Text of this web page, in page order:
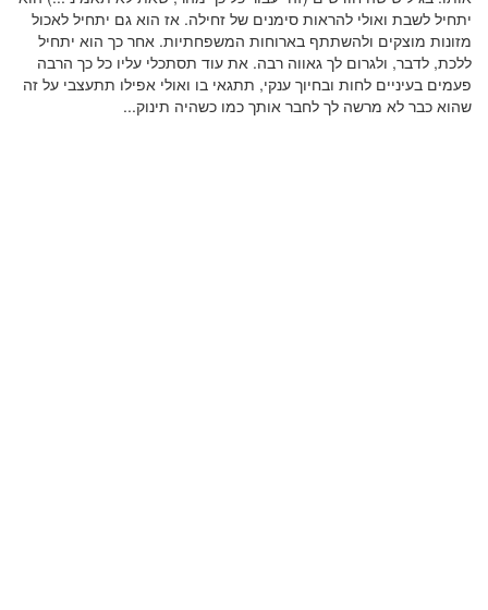
יתחיל לשבת ואולי להראות סימנים של זחילה. אז הוא גם יתחיל לאכול
מזונות מוצקים ולהשתתף בארוחות המשפחתיות. אחר כך הוא יתחיל
ללכת, לדבר, ולגרום לך גאווה רבה. את עוד תסתכלי עליו כל כך הרבה
פעמים בעיניים לחות ובחיוך ענקי, תתגאי בו ואולי אפילו תתעצבי על זה
שהוא כבר לא מרשה לך לחבר אותך כמו כשהיה תינוק...